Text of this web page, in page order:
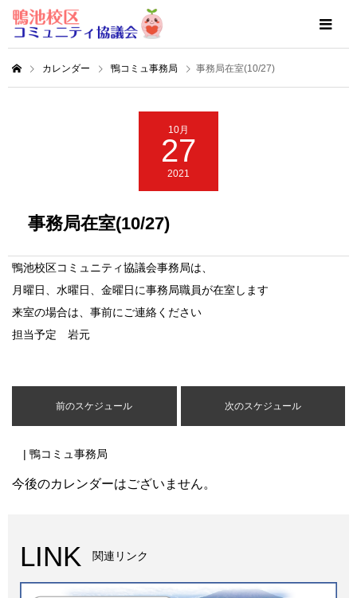
カレンダー 鴨コミュ事務局 事務局在室(10/27)
10月
27
2021
事務局在室(10/27)
鴨池校区コミュニティ協議会事務局は、
月曜日、水曜日、金曜日に事務局職員が在室します
来室の場合は、事前にご連絡ください
担当予定 岩元
前のスケジュール 次のスケジュール
| 鴨コミュ事務局
今後のカレンダーはございません。
LINK 関連リンク